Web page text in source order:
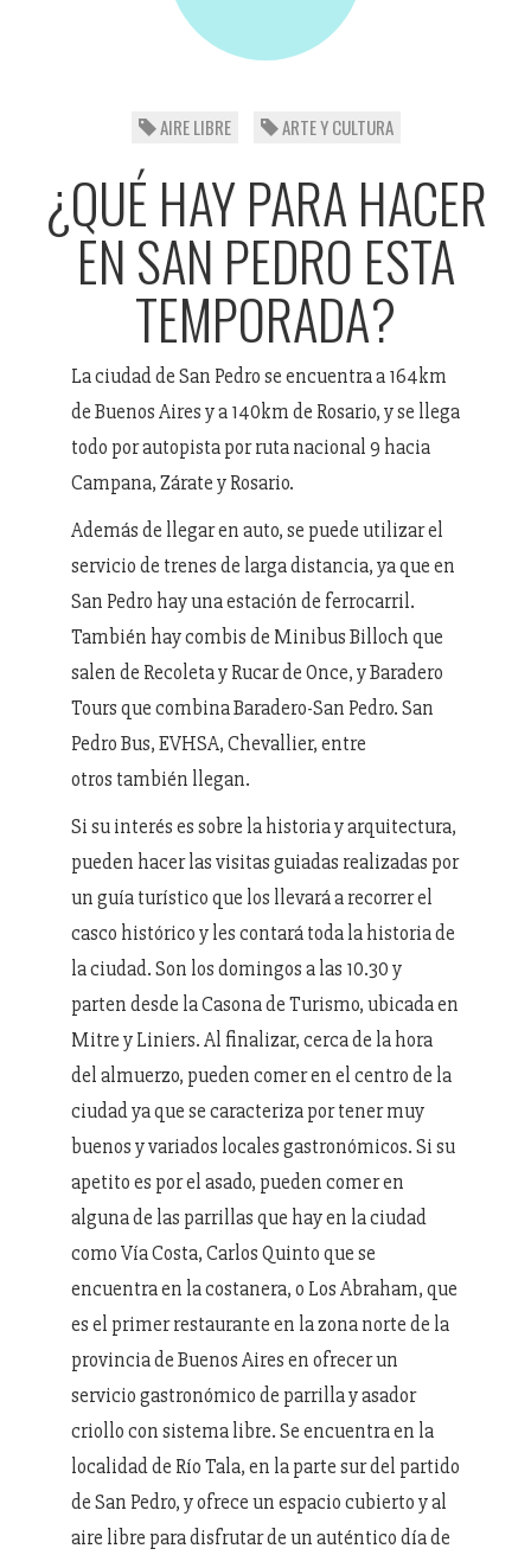
AIRE LIBRE ARTE Y CULTURA
¿QUÉ HAY PARA HACER
EN SAN PEDRO ESTA
TEMPORADA?
La ciudad de San Pedro se encuentra a 164km
de Buenos Aires y a 140km de Rosario, y se llega
todo por autopista por ruta nacional 9 hacia
Campana, Zárate y Rosario.
Además de llegar en auto, se puede utilizar el
servicio de trenes de larga distancia, ya que en
San Pedro hay una estación de ferrocarril.
También hay combis de Minibus Billoch que
salen de Recoleta y Rucar de Once, y Baradero
Tours que combina Baradero-San Pedro. San
Pedro Bus, EVHSA, Chevallier, entre
otros también llegan.
Si su interés es sobre la historia y arquitectura,
pueden hacer las visitas guiadas realizadas por
un guía turístico que los llevará a recorrer el
casco histórico y les contará toda la historia de
la ciudad. Son los domingos a las 10.30 y
parten desde la Casona de Turismo, ubicada en
Mitre y Liniers. Al finalizar, cerca de la hora
del almuerzo, pueden comer en el centro de la
ciudad ya que se caracteriza por tener muy
buenos y variados locales gastronómicos. Si su
apetito es por el asado, pueden comer en
alguna de las parrillas que hay en la ciudad
como Vía Costa, Carlos Quinto que se
encuentra en la costanera, o Los Abraham, que
es el primer restaurante en la zona norte de la
provincia de Buenos Aires en ofrecer un
servicio gastronómico de parrilla y asador
criollo con sistema libre. Se encuentra en la
localidad de Río Tala, en la parte sur del partido
de San Pedro, y ofrece un espacio cubierto y al
aire libre para disfrutar de un auténtico día de